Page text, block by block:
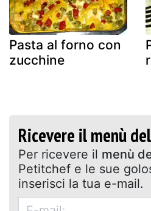
Pasta al forno con
zucchine
Ricevere il menù
Per ricevere il menù
Petitchef e le sue
inserisci la tua e-mail.